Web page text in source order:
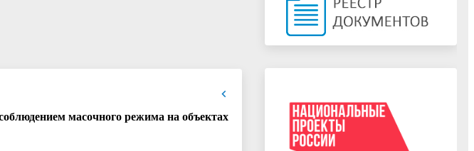
масочного режима на объектах